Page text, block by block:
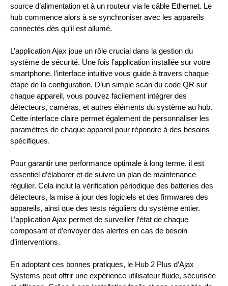
source d’alimentation et à un routeur via le câble Ethernet. Le
hub commence alors à se synchroniser avec les appareils
connectés dès qu’il est allumé.
L’application Ajax joue un rôle crucial dans la gestion du
système de sécurité. Une fois l’application installée sur votre
smartphone, l’interface intuitive vous guide à travers chaque
étape de la configuration. D’un simple scan du code QR sur
chaque appareil, vous pouvez facilement intégrer des
détecteurs, caméras, et autres éléments du système au hub.
Cette interface claire permet également de personnaliser les
paramètres de chaque appareil pour répondre à des besoins
spécifiques.
Pour garantir une performance optimale à long terme, il est
essentiel d’élaborer et de suivre un plan de maintenance
régulier. Cela inclut la vérification périodique des batteries des
détecteurs, la mise à jour des logiciels et des firmwares des
appareils, ainsi que des tests réguliers du système entier.
L’application Ajax permet de surveiller l’état de chaque
composant et d’envoyer des alertes en cas de besoin
d’interventions.
En adoptant ces bonnes pratiques, le Hub 2 Plus d’Ajax
Systems peut offrir une expérience utilisateur fluide, sécurisée